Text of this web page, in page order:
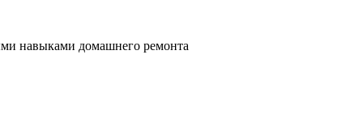
навыками домашнего ремонта